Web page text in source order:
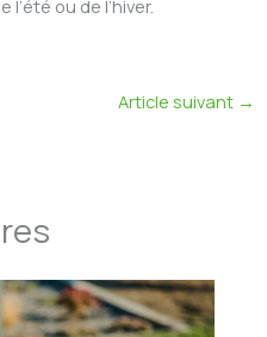
ou de l’hiver.
Article suivant →